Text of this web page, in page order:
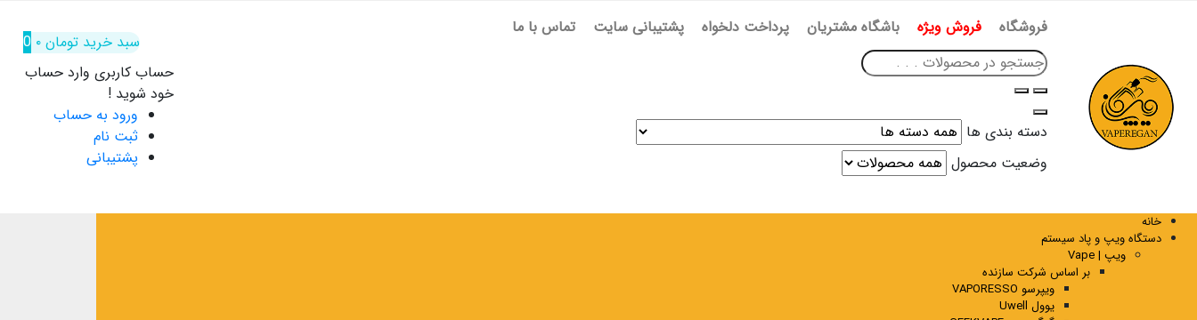
فروشگاه فروش ویژه باشگاه مشتریان پرداخت دلخواه پشتیبانی سایت تماس با ما
دسته بندی ها
وضعیت محصول
سبد خرید تومان۰
0
حساب کاربری وارد حساب
خود شوید !
ورود به حساب
ثبت نام
پشتیبانی
خانه
دستگاه ویپ و پاد سیستم
ویپ | Vape
بر اساس شرکت سازنده
ویپرسو VAPORESSO
یوول Uwell